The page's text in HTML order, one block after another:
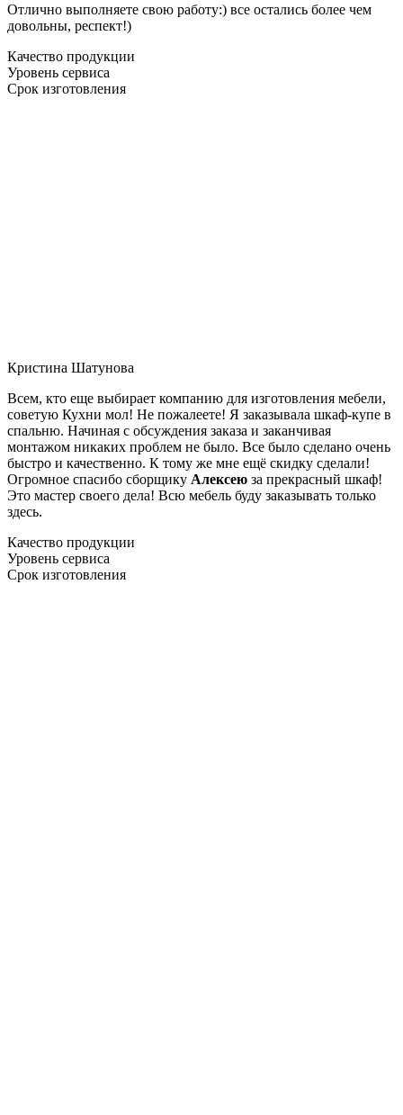
Отлично выполняете свою работу:) все остались более чем
довольны, респект!)
Качество продукции
Уровень сервиса
Срок изготовления
Кристина Шатунова
Всем, кто еще выбирает компанию для изготовления мебели,
советую Кухни мол! Не пожалеете! Я заказывала шкаф-купе в
спальню. Начиная с обсуждения заказа и заканчивая
монтажом никаких проблем не было. Все было сделано очень
быстро и качественно. К тому же мне ещё скидку сделали!
Огромное спасибо сборщику Алексею за прекрасный шкаф!
Это мастер своего дела! Всю мебель буду заказывать только
здесь.
Качество продукции
Уровень сервиса
Срок изготовления